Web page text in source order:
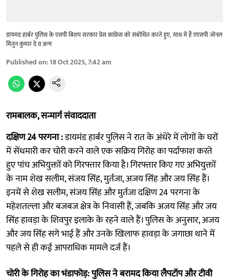
डायमंड हार्बर पुलिस के एसपी बिशप सरकार प्रेस कांफ्रेंस को संबोधित करते हुए, साथ में हैं एएसपी जोनल
मितुन कुमार दे व अन्य
Published on:18 Oct 2025, 7:42 am
रामबालक, सन्मार्ग संवाददाता
दक्षिण 24 परगना :डायमंड हार्बर पुलिस ने रात के अंधेरे में लोगों के घरों
में सेंधमारी कर चोरी करने वाले एक सक्रिय गिरोह का पर्दाफाश करते
हुए पांच अभियुक्तों को गिरफ्तार किया है। गिरफ्तार किए गए अभियुक्तों
के नाम शेख सलीम, संजय सिंह, मुर्तजा, अजय सिंह और जय सिंह हैं।
इनमें से शेख सलीम, संजय सिंह और मुर्तजा दक्षिण 24 परगना के
महेशतल्ला और बजबज क्षेत्र के निवासी हैं, जबकि अजय सिंह और जय
सिंह हावड़ा के शिवपुर इलाके के रहने वाले हैं। पुलिस के अनुसार, अजय
और जय सिंह सगे भाई हैं और उनके खिलाफ हावड़ा के जगाछा थाने में
पहले से ही कई आपराधिक मामले दर्ज हैं।
चोरी के गिरोह का भंडाफोड़: पुलिस ने बरामद किया लैपटॉप और टीवी